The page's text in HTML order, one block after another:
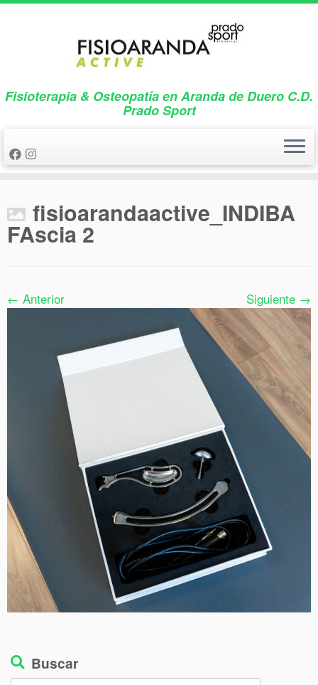
Saltar
Fisioterapia & Osteopatía en Aranda de Duero C.D.
Prado Sport
fisioarandaactive_INDIBA
FAscia 2
← Anterior Siguiente →
Buscar